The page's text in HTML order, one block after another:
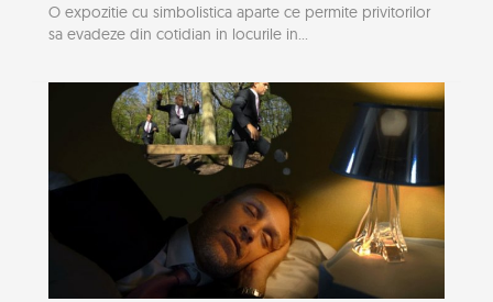
O expozitie cu simbolistica aparte ce permite privitorilor
sa evadeze din cotidian in locurile in...